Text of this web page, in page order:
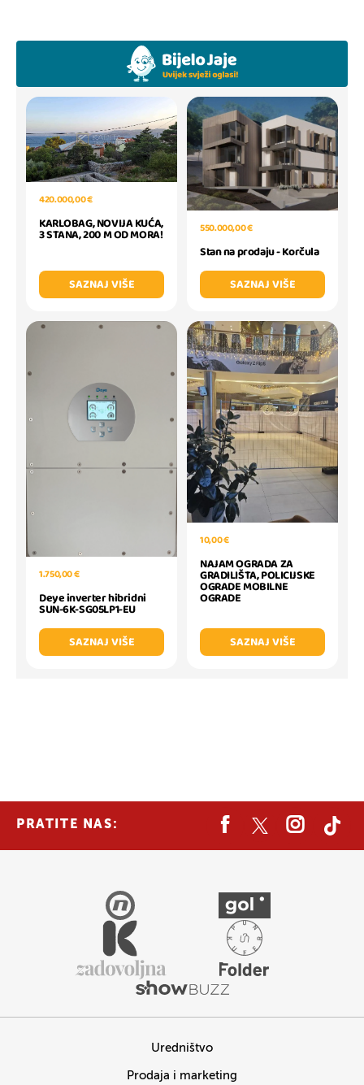
420.000,00 €
KARLOBAG, NOVIJA KUĆA,
3 STANA, 200 M OD MORA!
SAZNAJ VIŠE
550.000,00 €
Stan na prodaju - Korčula
SAZNAJ VIŠE
1.750,00 €
Deye inverter hibridni
SUN-6K-SG05LP1-EU
SAZNAJ VIŠE
10,00 €
NAJAM OGRADA ZA
GRADILIŠTA, POLICIJSKE
OGRADE MOBILNE
OGRADE
SAZNAJ VIŠE
PRATITE NAS:
Uredništvo
Prodaja i marketing